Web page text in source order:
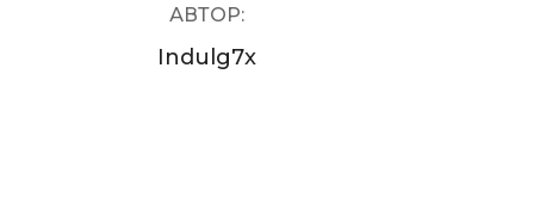
АВТОР:
Indulg7x